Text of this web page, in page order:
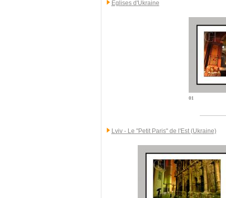
Eglises d'Ukraine
01
Lviv - Le "Petit Paris" de l'Est (Ukraine)